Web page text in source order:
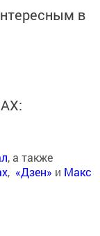
в
, а также
, «Дзен» и Макс